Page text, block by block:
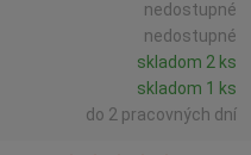
nedostupné
nedostupné
skladom 2 ks
skladom 1 ks
do 2 pracovných dní